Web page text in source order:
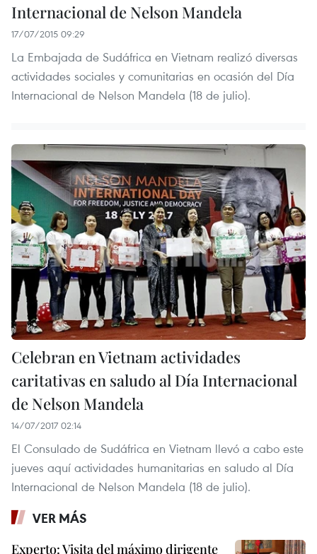
Internacional de Nelson Mandela
17/07/2015 09:29
La Embajada de Sudáfrica en Vietnam realizó diversas
actividades sociales y comunitarias en ocasión del Día
Internacional de Nelson Mandela (18 de julio).
Celebran en Vietnam actividades
caritativas en saludo al Día Internacional
de Nelson Mandela
14/07/2017 02:14
El Consulado de Sudáfrica en Vietnam llevó a cabo este
jueves aquí actividades humanitarias en saludo al Día
Internacional de Nelson Mandela (18 de julio).
VER MÁS
Experto: Visita del máximo dirigente